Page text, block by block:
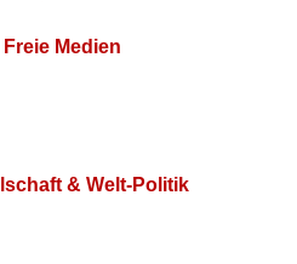
Freie Medien
& Welt-Politik